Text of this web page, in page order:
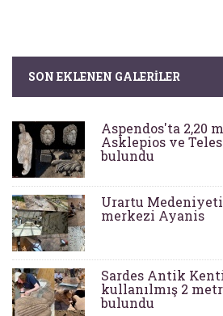
SON EKLENEN GALERILER
Aspendos'ta 2,20
Asklepios ve
bulundu
Urartu
merkezi Ayanis
Sardes Antik
kullanılmış 2
bulundu